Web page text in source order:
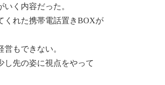
く内容だった。
れた携帯電話置きBOXが
もできない。
し先の姿に視点をやって